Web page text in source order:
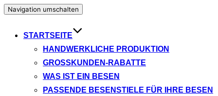
Navigation umschalten
STARTSEITE
HANDWERKLICHE PRODUKTION
GROSSKUNDEN-RABATTE
WAS IST EIN BESEN
PASSENDE BESENSTIELE FÜR IHRE BESEN